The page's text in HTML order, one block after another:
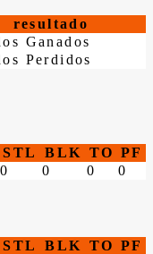
resultado
Ganados
Perdidos
STL BLK TO PF
0 0 0 0
STL BLK TO PF